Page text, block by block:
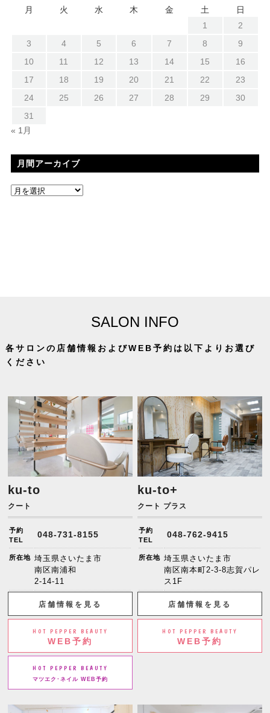
月
火 水 木 金 土
日
1
2
3
4 5 6 7 8
9
10
11 12 13 14 15
16
17
18 19 20 21 22
23
24
25 26 27 28 29
30
31
« 1月
月間アーカイブ
SALON INFO
各サロンの店舗情報およびWEB予約は以下よりお選び
ください
ku-to
クート
予約
TEL
048-731-8155
所在地 埼玉県さいたま市
南区南浦和
2-14-11
店舗情報を見る
HOT PEPPER BEAUTY
WEB予約
HOT PEPPER BEAUTY
マツエク･ネイル WEB予約
ku-to+
クート プラス
予約
TEL
048-762-9415
所在地 埼玉県さいたま市
南区南本町2-3-8志賀パレ
ス1F
店舗情報を見る
HOT PEPPER BEAUTY
WEB予約